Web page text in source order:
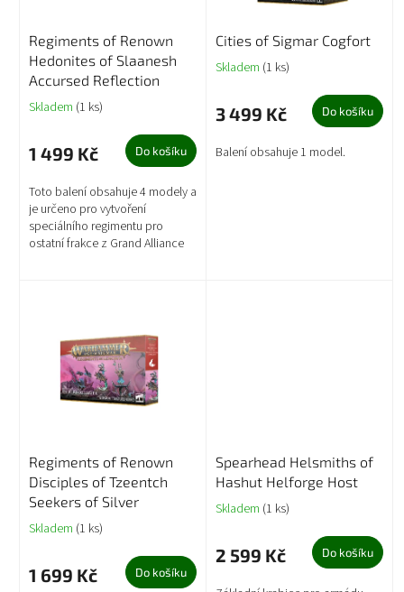
Regiments of Renown
Hedonites of Slaanesh
Accursed Reflection
Skladem (1 ks)
1 499 Kč Do košíku
Toto balení obsahuje 4 modely a
je určeno pro vytvoření
speciálního regimentu pro
ostatní frakce z Grand Alliance
Cities of Sigmar Cogfort
Skladem (1 ks)
3 499 Kč Do košíku
Balení obsahuje 1 model.
Regiments of Renown
Disciples of Tzeentch
Seekers of Silver
Skladem (1 ks)
1 699 Kč Do košíku
Spearhead Helsmiths of
Hashut Helforge Host
Skladem (1 ks)
2 599 Kč Do košíku